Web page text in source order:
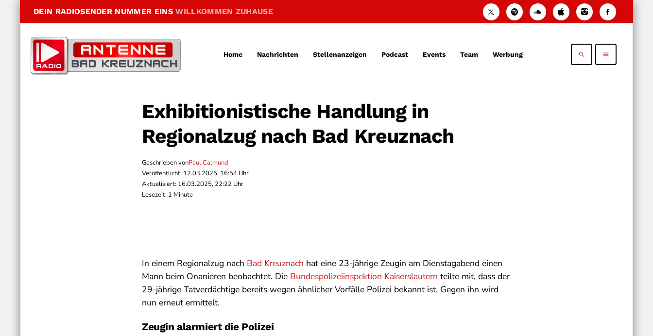
DEIN RADIOSENDER NUMMER EINSWILLKOMMEN ZUHAUSE
Home Nachrichten Stellenanzeigen Podcast Events Team Werbung search menu
Exhibitionistische Handlung in
Regionalzug nach Bad Kreuznach
Geschrieben vonPaul Calmund
Veröffentlicht: 12.03.2025, 16:54 Uhr
Aktualisiert: 16.03.2025, 22:22 Uhr
Lesezeit: 1 Minute
In einem Regionalzug nach Bad Kreuznach hat eine 23-jährige Zeugin am Dienstagabend einen
Mann beim Onanieren beobachtet. Die Bundespolizeiinspektion Kaiserslautern teilte mit, dass der
29-jährige Tatverdächtige bereits wegen ähnlicher Vorfälle Polizei bekannt ist. Gegen ihn wird
nun erneut ermittelt.
Zeugin alarmiert die Polizei